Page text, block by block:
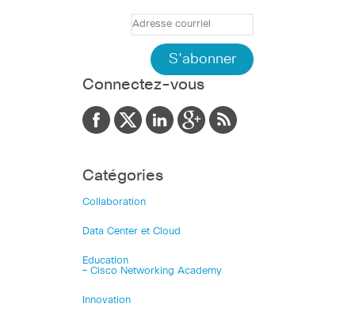
Connectez-vous
Catégories
Collaboration
Data Center et Cloud
Education
– Cisco Networking Academy
Innovation